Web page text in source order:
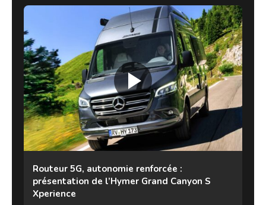
Routeur 5G, autonomie renforcée :
présentation de l’Hymer Grand Canyon S
Xperience